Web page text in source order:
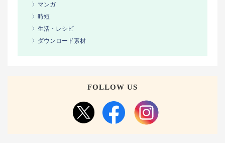
〉マンガ
〉時短
〉生活・レシピ
〉ダウンロード素材
FOLLOW US